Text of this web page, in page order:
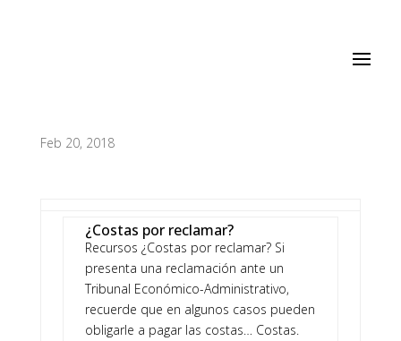
Feb 20, 2018
¿Costas por reclamar?
Recursos ¿Costas por reclamar? Si
presenta una reclamación ante un
Tribunal Económico-Administrativo,
recuerde que en algunos casos pueden
obligarle a pagar las costas… Costas.